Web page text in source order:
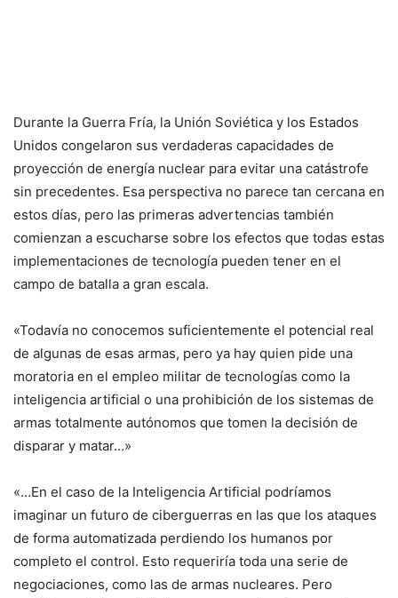
Durante la Guerra Fría, la Unión Soviética y los Estados
Unidos congelaron sus verdaderas capacidades de
proyección de energía nuclear para evitar una catástrofe
sin precedentes. Esa perspectiva no parece tan cercana en
estos días, pero las primeras advertencias también
comienzan a escucharse sobre los efectos que todas estas
implementaciones de tecnología pueden tener en el
campo de batalla a gran escala.
«Todavía no conocemos suficientemente el potencial real
de algunas de esas armas, pero ya hay quien pide una
moratoria en el empleo militar de tecnologías como la
inteligencia artificial o una prohibición de los sistemas de
armas totalmente autónomos que tomen la decisión de
disparar y matar…»
«…En el caso de la Inteligencia Artificial podríamos
imaginar un futuro de ciberguerras en las que los ataques
de forma automatizada perdiendo los humanos por
completo el control. Esto requeriría toda una serie de
negociaciones, como las de armas nucleares. Pero